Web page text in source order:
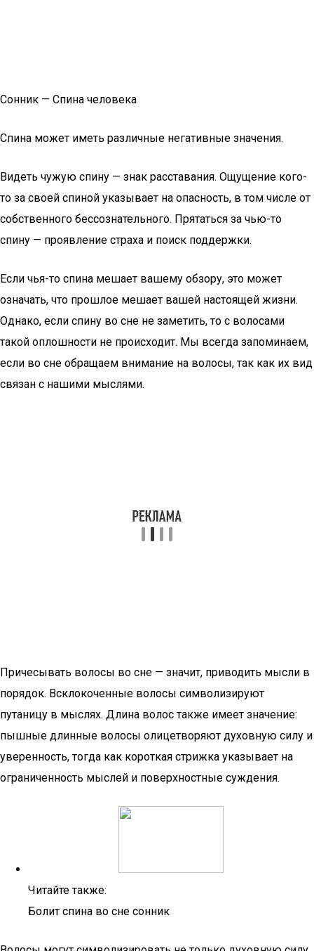
Сонник — Спина человека
Спина может иметь различные негативные значения.
Видеть чужую спину — знак расставания. Ощущение кого-
то за своей спиной указывает на опасность, в том числе от
собственного бессознательного. Прятаться за чью-то
спину — проявление страха и поиск поддержки.
Если чья-то спина мешает вашему обзору, это может
означать, что прошлое мешает вашей настоящей жизни.
Однако, если спину во сне не заметить, то с волосами
такой оплошности не происходит. Мы всегда запоминаем,
если во сне обращаем внимание на волосы, так как их вид
связан с нашими мыслями.
Причесывать волосы во сне — значит, приводить мысли в
порядок. Всклокоченные волосы символизируют
путаницу в мыслях. Длина волос также имеет значение:
пышные длинные волосы олицетворяют духовную силу и
уверенность, тогда как короткая стрижка указывает на
ограниченность мыслей и поверхностные суждения.
Читайте также:
Болит спина во сне сонник